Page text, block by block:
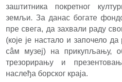
заштитника покретног
земљи. За данас богате
пре свега, да захвали раду
(које је настало и започело
сâм музеј) на прикупљању,
трезорирању и
наслеђа борског краја.